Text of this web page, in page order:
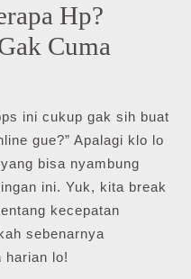
Hp?
Cuma
ini cukup gak sih buat
gue?” Apalagi klo lo
bisa nyambung
ini. Yuk, kita break
kecepatan
sebenarnya
harian lo!